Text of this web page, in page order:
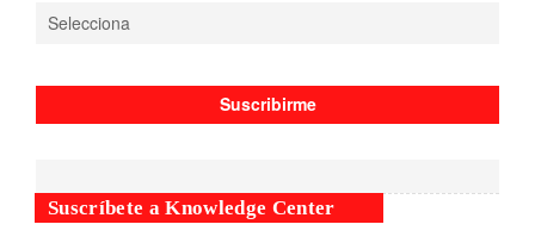
Suscríbete a Knowledge Center